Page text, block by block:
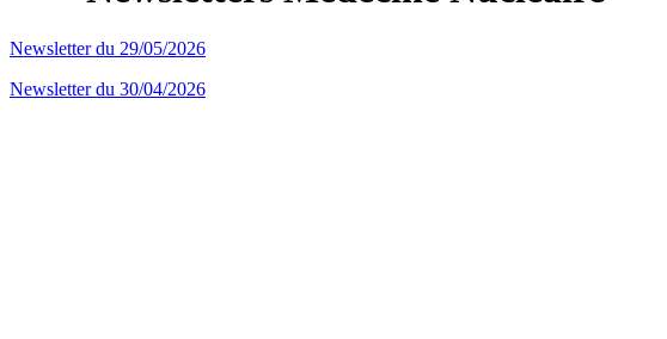
Newsletter du 29/05/2026
Newsletter du 30/04/2026